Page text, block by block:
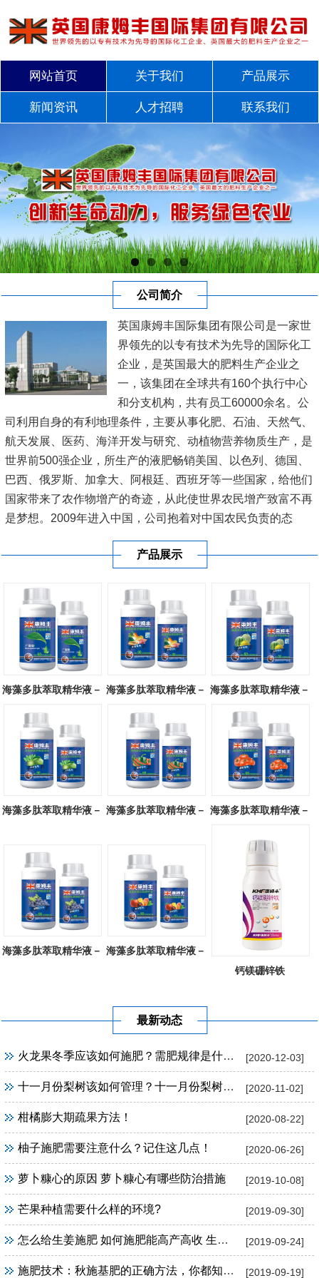
网站首页 关于我们 产品展示
新闻资讯 人才招聘 联系我们
公司简介
英国康姆丰国际集团有限公司是一家世
界领先的以专有技术为先导的国际化工
企业，是英国最大的肥料生产企业之
一，该集团在全球共有160个执行中心
和分支机构，共有员工60000余名。公
司利用自身的有利地理条件，主要从事化肥、石油、天然气、
航天发展、医药、海洋开发与研究、动植物营养物质生产，是
世界前500强企业，所生产的液肥畅销美国、以色列、德国、
巴西、俄罗斯、加拿大、阿根廷、西班牙等一些国家，给他们
国家带来了农作物增产的奇迹，从此使世界农民增产致富不再
是梦想。2009年进入中国，公司抱着对中国农民负责的态
东、广西、海南等20多...
[查看详情]
产品展示
海藻多肽萃取精华液－
广谱型
海藻多肽萃取精华液－
块茎专用
海藻多肽萃取精华液－
瓜类专用
海藻多肽萃取精华液－ 海藻多肽萃取精华液－ 海藻多肽萃取精华液－
海藻多肽萃取精华液－ 海藻多肽萃取精华液－
钙镁硼锌铁
最新动态
[2020-12-03]
火龙果冬季应该如何施肥？需肥规律是什么？
[2020-11-02]
十一月份梨树该如何管理？十一月份梨树管理方法！
[2020-08-22]
柑橘膨大期疏果方法！
[2020-06-26]
柚子施肥需要注意什么？记住这几点！
[2019-10-08]
萝卜糠心的原因 萝卜糠心有哪些防治措施
[2019-09-30]
芒果种植需要什么样的环境?
[2019-09-24]
怎么给生姜施肥 如何施肥能高产高收 生姜施肥技巧
[2019-09-19]
施肥技术：秋施基肥的正确方法，你都知道吗？